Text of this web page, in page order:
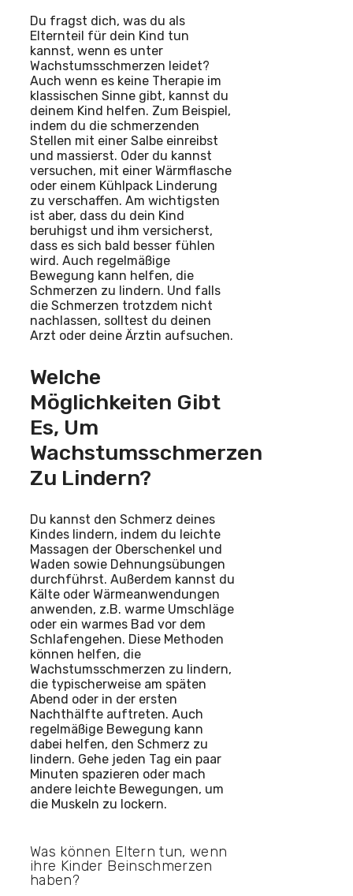
Du fragst dich, was du als
Elternteil für dein Kind tun
kannst, wenn es unter
Wachstumsschmerzen leidet?
Auch wenn es keine Therapie im
klassischen Sinne gibt, kannst du
deinem Kind helfen. Zum Beispiel,
indem du die schmerzenden
Stellen mit einer Salbe einreibst
und massierst. Oder du kannst
versuchen, mit einer Wärmflasche
oder einem Kühlpack Linderung
zu verschaffen. Am wichtigsten
ist aber, dass du dein Kind
beruhigst und ihm versicherst,
dass es sich bald besser fühlen
wird. Auch regelmäßige
Bewegung kann helfen, die
Schmerzen zu lindern. Und falls
die Schmerzen trotzdem nicht
nachlassen, solltest du deinen
Arzt oder deine Ärztin aufsuchen.
Welche
Möglichkeiten Gibt
Es, Um
Wachstumsschmerzen
Zu Lindern?
Du kannst den Schmerz deines
Kindes lindern, indem du leichte
Massagen der Oberschenkel und
Waden sowie Dehnungsübungen
durchführst. Außerdem kannst du
Kälte oder Wärmeanwendungen
anwenden, z.B. warme Umschläge
oder ein warmes Bad vor dem
Schlafengehen. Diese Methoden
können helfen, die
Wachstumsschmerzen zu lindern,
die typischerweise am späten
Abend oder in der ersten
Nachthälfte auftreten. Auch
regelmäßige Bewegung kann
dabei helfen, den Schmerz zu
lindern. Gehe jeden Tag ein paar
Minuten spazieren oder mach
andere leichte Bewegungen, um
die Muskeln zu lockern.
Was können Eltern tun, wenn
ihre Kinder Beinschmerzen
haben?